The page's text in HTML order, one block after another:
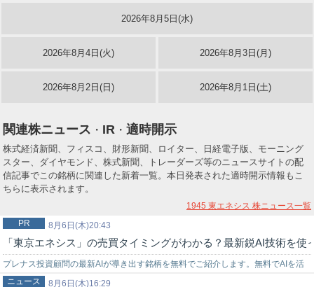
2026年8月5日(水)
2026年8月4日(火) 2026年8月3日(月)
2026年8月2日(日) 2026年8月1日(土)
関連株ニュース ・ IR ・ 適時開示
株式経済新聞、フィスコ、財形新聞、ロイター、日経電子版、モーニング
スター、ダイヤモンド、株式新聞、トレーダーズ等のニュースサイトの配
信記事でこの銘柄に関連した新着一覧。本日発表された適時開示情報もこ
ちらに表示されます。
1945 東エネシス 株ニュース一覧
8月6日(木)20:43
PR
「東京エネシス」の売買タイミングがわかる？最新鋭AI技術を使
プレナス投資顧問の最新AIが導き出す銘柄を無料でご紹介します。無料でAIを活
用した株式投資を始めてみませんか？上手く使いこなせれば…
8月6日(木)16:29
ニュース